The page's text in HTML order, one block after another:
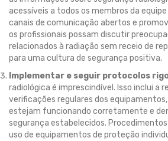
acessíveis a todos os membros da
canais de comunicação abertos e
os profissionais possam discutir
relacionados à radiação sem receio de
para uma cultura de segurança positiva.
Implementar e seguir protocolos
radiológica é imprescindível. Isso inclui a
verificações regulares dos
estejam funcionando corretamente e
segurança estabelecidos.
uso de equipamentos de proteção